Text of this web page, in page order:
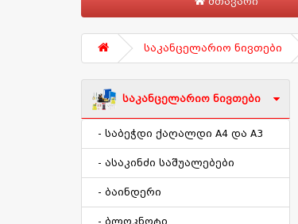
საკანცელარიო ნივთები
საკანცელარიო ნივთები
- საბეჭდი ქაღალდი A4 და A3
- ასაკინძი საშუალებები
- ბაინდერი
- ბლოკნოტი